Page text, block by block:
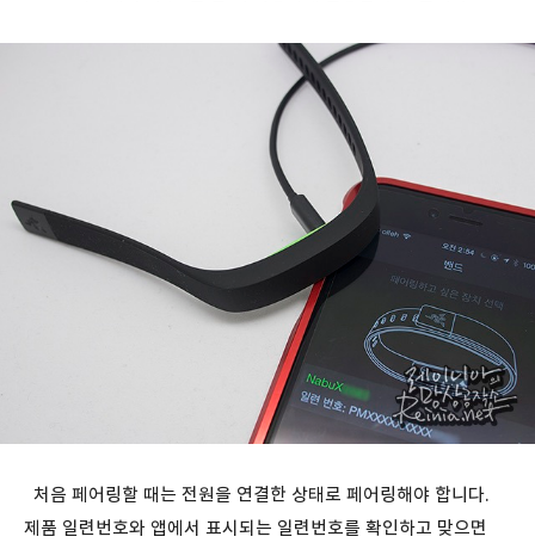
처음 페어링할 때는 전원을 연결한 상태로 페어링해야 합니다.
제품 일련번호와 앱에서 표시되는 일련번호를 확인하고 맞으면